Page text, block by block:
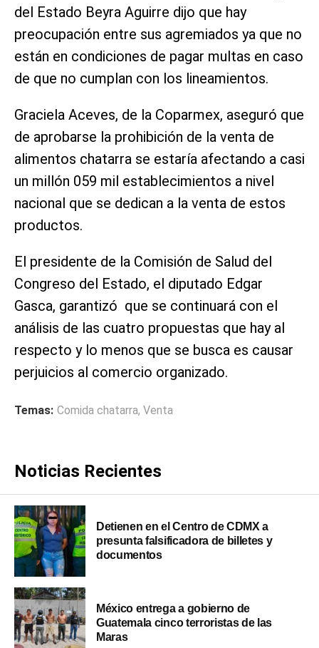
del Estado Beyra Aguirre dijo que hay
preocupación entre sus agremiados ya que no
están en condiciones de pagar multas en caso
de que no cumplan con los lineamientos.
Graciela Aceves, de la Coparmex, aseguró que
de aprobarse la prohibición de la venta de
alimentos chatarra se estaría afectando a casi
un millón 059 mil establecimientos a nivel
nacional que se dedican a la venta de estos
productos.
El presidente de la Comisión de Salud del
Congreso del Estado, el diputado Edgar
Gasca, garantizó que se continuará con el
análisis de las cuatro propuestas que hay al
respecto y lo menos que se busca es causar
perjuicios al comercio organizado.
Temas: Comida chatarra, Venta
Noticias Recientes
Detienen en el Centro de CDMX a
presunta falsificadora de billetes y
documentos
México entrega a gobierno de
Guatemala cinco terroristas de las
Maras